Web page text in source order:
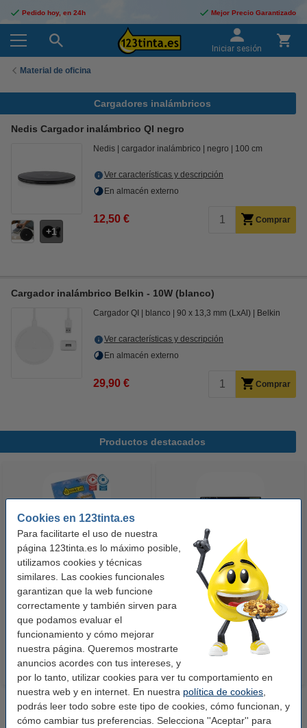
Cookies en 123tinta.es
Para facilitarte el uso de nuestra
página 123tinta.es lo máximo posible,
utilizamos cookies y técnicas
similares. Las cookies funcionales
garantizan que la web funcione
correctamente y también sirven para
que podamos evaluar el
funcionamiento y cómo mejorar
nuestra página. Queremos mostrarte
anuncios acordes con tus intereses, y
por lo tanto, utilizar cookies para ver tu comportamiento en
nuestra web y en internet. En nuestra política de cookies
podrás leer todo sobre este tipo de cookies, cómo funcionan, y
cómo cambiar tus preferencias. Selecciona ''Aceptar'' para
Pedido hoy, en 24h Mejor Precio Garantizado
Iniciar sesión
Material de oficina
Cargadores inalámbricos
Nedis Cargador inalámbrico QI negro
1
Nedis cargador inalámbrico negro 100 cm
Ver características y descripción
En almacén externo
12,50 € Comprar
Cargador inalámbrico Belkin - 10W (blanco)
Cargador QI blanco 90 x 13,3 mm (LxAl) Belkin
Ver características y descripción
En almacén externo
29,90 € Comprar
Productos destacados
123tinta Papel fotográfico
Premium Glossy brillo alto | 10 x
15 cm | 260g | 100 hojas
10,50 € Incl. 21% IVA
123tinta Pilas Alcalinas Xtreme
Power AA - LR06 - MN1500 - 24
unidades
14,50 € Incl. 21% IVA